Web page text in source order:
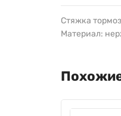
Стяжка
Материал: